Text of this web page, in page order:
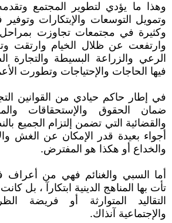
وهذا ما يؤدي لتطوير المجتمع
وتمويل التوسعات والإبتكارات
وكثيرة في مجتمعات تجاوزت بمراحل
وارتفعت عن ظلال الخيام وارتقت
الرعي والزراعة البسيطة والتجارة
فيها الحاجات والإحتياجات وتطورت
في إطار حاكم حيادي من القوانين
ضمان الحقوق والإستحقاقات
والقضائية التي تضمن إلتزام الجميع
أجواء بعيدة قدر الإمكان عن الغش
والخداع أو هكذا هو المفترض.
أما السبي والغنائم فهي من أعراف
تأت بها المناهج الدينية ابتكارآ ، بل
التقاليد المتوارثة أو فريضة
والإجتماعية آنذاك.